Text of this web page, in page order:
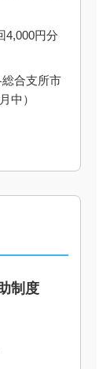
4,000円分
合支所市
中）
制度